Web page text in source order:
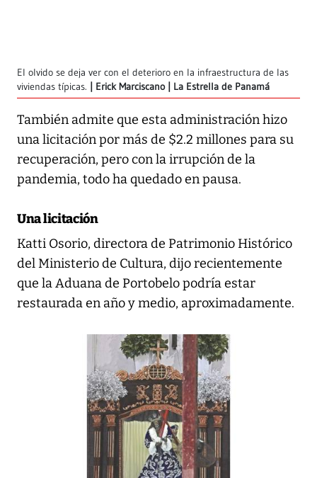
El olvido se deja ver con el deterioro en la infraestructura de las
viviendas típicas.
Erick Marciscano | La Estrella de Panamá
También admite que esta administración hizo
una licitación por más de $2.2 millones para su
recuperación, pero con la irrupción de la
pandemia, todo ha quedado en pausa.
Una licitación
Katti Osorio, directora de Patrimonio Histórico
del Ministerio de Cultura, dijo recientemente
que la Aduana de Portobelo podría estar
restaurada en año y medio, aproximadamente.